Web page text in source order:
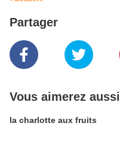
Partager
Vous aimerez aussi
la charlotte aux fruits